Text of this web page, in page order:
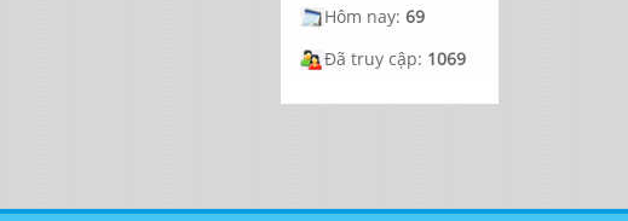
Hôm nay: 69
Đã truy cập: 1069